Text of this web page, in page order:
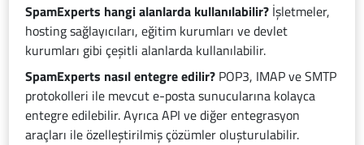
SpamExperts hangi alanlarda kullanılabilir? İşletmeler,
hosting sağlayıcıları, eğitim kurumları ve devlet
kurumları gibi çeşitli alanlarda kullanılabilir.
SpamExperts nasıl entegre edilir? POP3, IMAP ve SMTP
protokolleri ile mevcut e-posta sunucularına kolayca
entegre edilebilir. Ayrıca API ve diğer entegrasyon
araçları ile özelleştirilmiş çözümler oluşturulabilir.